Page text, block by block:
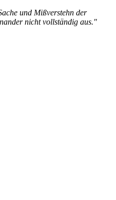
und Mißverstehn der
nicht vollständig aus."